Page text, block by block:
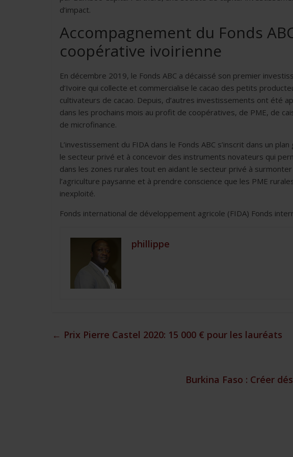
d’impact.
Accompagnement du Fonds
coopérative ivoirienne
En décembre 2019, le Fonds ABC a décaissé son premier
d’Ivoire qui collecte et commercialise le cacao des petits
cultivateurs de cacao. Depuis, d’autres investissements ont été
dans les prochains mois au profit de coopératives, de PME, de
de microfinance.
L’investissement du FIDA dans le Fonds ABC s’inscrit dans un
le secteur privé et à concevoir des instruments novateurs qui
dans les zones rurales tout en aidant le secteur privé à
l’agriculture paysanne et à prendre conscience que les PME
inexploité.
Fonds international de développement agricole (FIDA) Fonds
phillippe
← Prix Pierre Castel 2020: 15 000 € pour les lauréats
Burkina Faso : Créer